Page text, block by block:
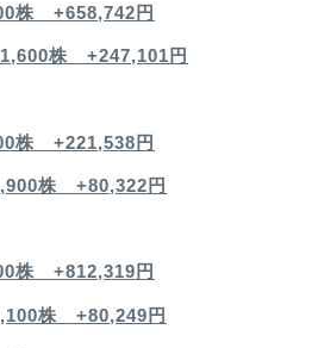
株 +658,742円
株 +247,101円
株 +221,538円
株 +80,322円
株 +812,319円
株 +80,249円